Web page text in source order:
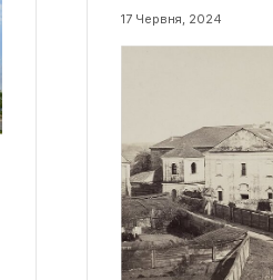
17 Червня, 2024